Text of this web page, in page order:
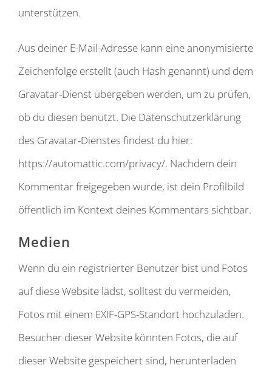
unterstützen.
Aus deiner E-Mail-Adresse kann eine anonymisierte
Zeichenfolge erstellt (auch Hash genannt) und dem
Gravatar-Dienst übergeben werden, um zu prüfen,
ob du diesen benutzt. Die Datenschutzerklärung
des Gravatar-Dienstes findest du hier:
https://automattic.com/privacy/. Nachdem dein
Kommentar freigegeben wurde, ist dein Profilbild
öffentlich im Kontext deines Kommentars sichtbar.
Medien
Wenn du ein registrierter Benutzer bist und Fotos
auf diese Website lädst, solltest du vermeiden,
Fotos mit einem EXIF-GPS-Standort hochzuladen.
Besucher dieser Website könnten Fotos, die auf
dieser Website gespeichert sind, herunterladen